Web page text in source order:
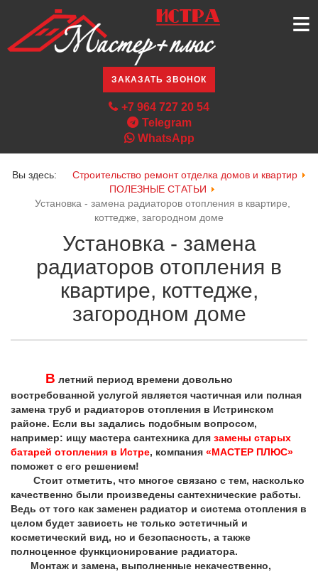
≡
ЗАКАЗАТЬ ЗВОНОК
+7 964 727 20 54
Telegram
WhatsApp
Вы здесь:
Строительство ремонт отделка домов и квартир
ПОЛЕЗНЫЕ СТАТЬИ
Установка - замена радиаторов отопления в квартире,
коттедже, загородном доме
Установка - замена
радиаторов отопления в
квартире, коттедже,
загородном доме
В летний период времени довольно
востребованной услугой является частичная или полная
замена труб и радиаторов отопления в Истринском
районе. Если вы задались подобным вопросом,
например: ищу мастера сантехника для замены старых
батарей отопления в Истре, компания «МАСТЕР ПЛЮС»
поможет с его решением!
Стоит отметить, что многое связано с тем, насколько
качественно были произведены сантехнические работы.
Ведь от того как заменен радиатор и система отопления в
целом будет зависеть не только эстетичный и
косметический вид, но и безопасность, а также
полноценное функционирование радиатора.
Монтаж и замена, выполненные некачественно,